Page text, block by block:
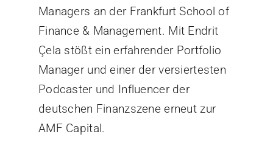
Managers an der Frankfurt School of
Finance & Management. Mit Endrit
Çela stößt ein erfahrender Portfolio
Manager und einer der versiertesten
Podcaster und Influencer der
deutschen Finanzszene erneut zur
AMF Capital.